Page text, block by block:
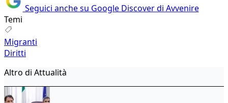
Seguici anche su Google Discover di Avvenire
Temi
Migranti
Diritti
Altro di Attualità